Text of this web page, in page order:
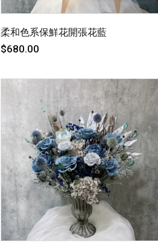
柔和色系保鮮花開張花藍
$680.00